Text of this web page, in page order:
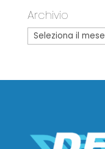
Archivio